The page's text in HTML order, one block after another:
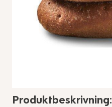
Produktbeskrivning: